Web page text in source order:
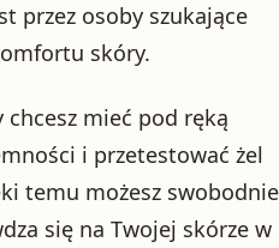
przez osoby szukające
skóry.
mieć pod ręką
i przetestować żel
temu możesz swobodnie
się na Twojej skórze w